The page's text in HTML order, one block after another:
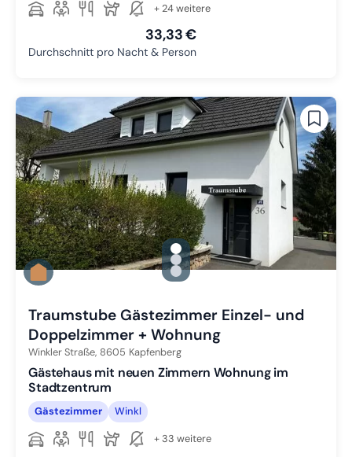
+ 24 weitere
33,33 €
Durchschnitt pro Nacht & Person
gallery.slide_selector
Zu Slide 1 wechseln
Zu Slide 2 wechseln
Zu Slide 3 wechseln
Traumstube Gästezimmer Einzel- und
Doppelzimmer + Wohnung
Winkler Straße, 8605 Kapfenberg
Gästehaus mit neuen Zimmern Wohnung im
Stadtzentrum
Gästezimmer Winkl
+ 33 weitere